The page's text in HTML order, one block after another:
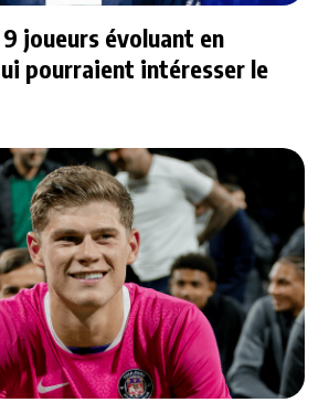
joueurs évoluant en
pourraient intéresser le